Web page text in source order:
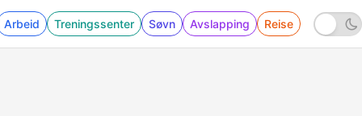
Arbeid Treningssenter Søvn Avslapping Reise